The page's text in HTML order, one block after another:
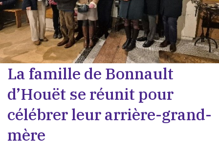
La famille de Bonnault
d’Houët se réunit pour
célébrer leur arrière-grand-
mère